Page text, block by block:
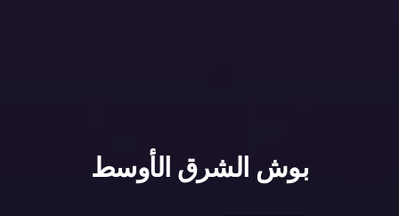
بوش الشرق الأوسط